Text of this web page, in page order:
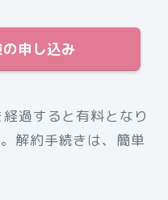
申し込み
過すると有料となり
解約手続きは、簡単